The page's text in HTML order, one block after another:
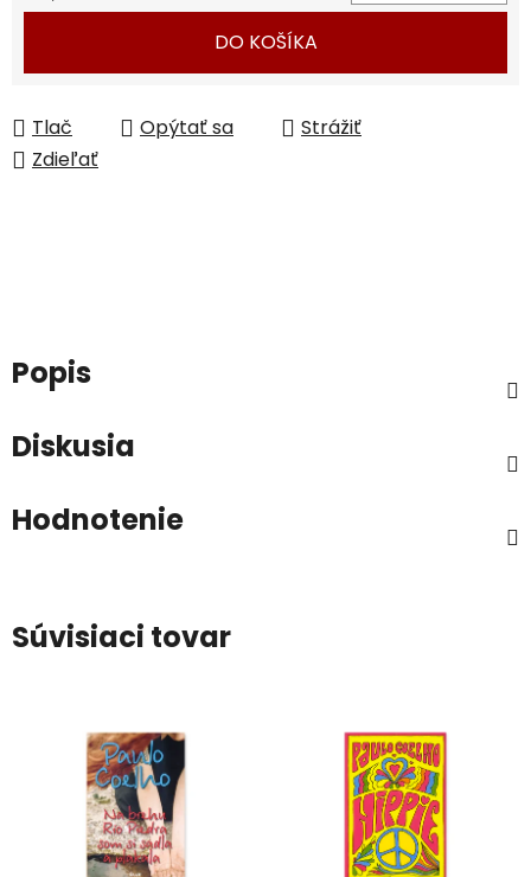
DO KOŠÍKA
Tlač Opýtať sa
Strážiť
Zdieľať
Popis
Diskusia
Hodnotenie
Súvisiaci tovar